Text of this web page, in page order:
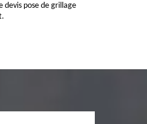
devis pose de grillage